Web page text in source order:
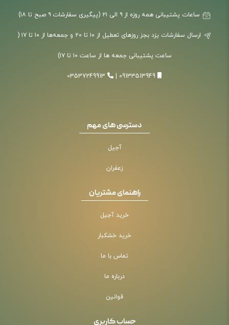
ارسال سفارشات یزد بجز روزهای تعطیل از ۱۰ تا ۲۰ و جمعه‌ها از ۱۰ تا ۱۷ (
ساعت پشتیبانی جمعه ها از ساعت ۱۰ تا ۱۷)
09133513949
03537249913
دسترسی های مهم
آجیل
زعفران
راهنمای مشتریان
خرید آجیل
خرید خشکبار
تماس با ما
درباره ما
قوانین
حساب کاربری